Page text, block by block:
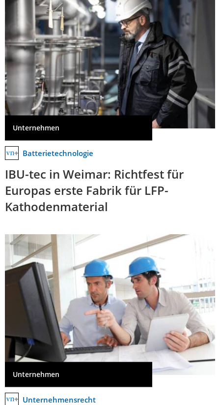
Unternehmen
Batterietechnologie
IBU-tec in Weimar: Richtfest für
Europas erste Fabrik für LFP-
Kathodenmaterial
Unternehmen
Unternehmensrecht